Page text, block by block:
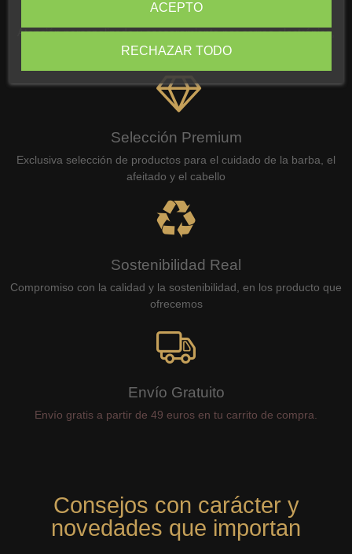
RECHAZAR TODO
ACEPTO
Atención Experta
Atención personalizada y asesoramiento por correo electrónico,
WhatsApp o teléfono
Selección Premium
Exclusiva selección de productos para el cuidado de la barba, el
afeitado y el cabello
Sostenibilidad Real
Compromiso con la calidad y la sostenibilidad, en los producto que
ofrecemos
Envío Gratuito
Envío gratis a partir de 49 euros en tu carrito de compra.
Consejos con carácter y
novedades que importan